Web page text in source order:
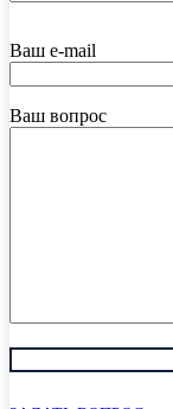
Ваш e-mail
Ваш вопрос